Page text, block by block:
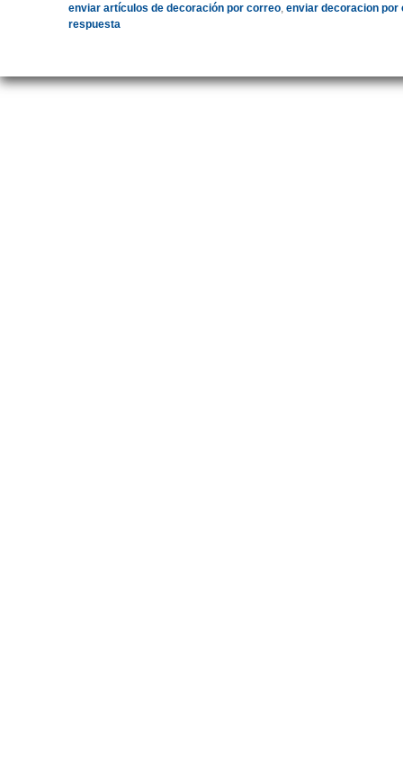
enviar artículos de decoración por correo, enviar decoracion por
respuesta